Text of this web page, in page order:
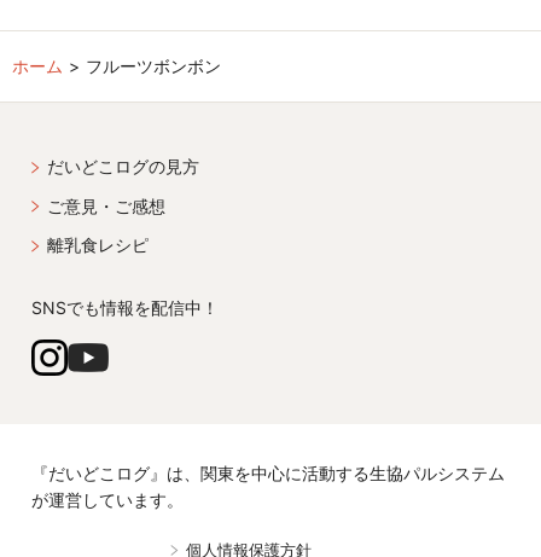
ホーム フルーツボンボン
だいどこログの見方
ご意見・ご感想
離乳食レシピ
SNSでも情報を配信中！
『だいどこログ』は、関東を中心に活動する生協パルシステム
が運営しています。
個人情報保護方針